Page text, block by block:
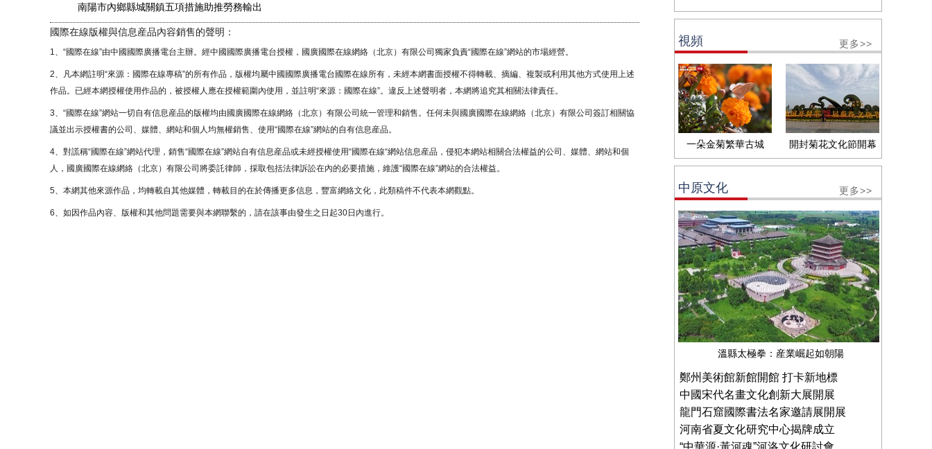
南陽市內鄉縣城關鎮五項措施助推勞務輸出
國際在線版權與信息産品內容銷售的聲明：
1、“國際在線”由中國國際廣播電台主辦。經中國國際廣播電台授權，國廣國際在線網絡（北京）有限公司獨家負責“國際在線”網站的市場經營。
2、凡本網註明“來源：國際在線專稿”的所有作品，版權均屬中國國際廣播電台國際在線所有，未經本網書面授權不得轉載、摘編、複製或利用其他方式使用上述
作品。已經本網授權使用作品的，被授權人應在授權範圍內使用，並註明“來源：國際在線”。違反上述聲明者，本網將追究其相關法律責任。
3、“國際在線”網站一切自有信息産品的版權均由國廣國際在線網絡（北京）有限公司統一管理和銷售。任何未與國廣國際在線網絡（北京）有限公司簽訂相關協
議並出示授權書的公司、媒體、網站和個人均無權銷售、使用“國際在線”網站的自有信息産品。
4、對謊稱“國際在線”網站代理，銷售“國際在線”網站自有信息産品或未經授權使用“國際在線“網站信息産品，侵犯本網站相關合法權益的公司、媒體、網站和個
人，國廣國際在線網絡（北京）有限公司將委託律師，採取包括法律訴訟在內的必要措施，維護“國際在線”網站的合法權益。
5、本網其他來源作品，均轉載自其他媒體，轉載目的在於傳播更多信息，豐富網絡文化，此類稿件不代表本網觀點。
6、如因作品內容、版權和其他問題需要與本網聯繫的，請在該事由發生之日起30日內進行。
視頻 更多>>
一朵金菊繁華古城 開封菊花文化節開幕
中原文化 更多>>
溫縣太極拳：産業崛起如朝陽
鄭州美術館新館開館 打卡新地標
中國宋代名畫文化創新大展開展
龍門石窟國際書法名家邀請展開展
河南省夏文化研究中心揭牌成立
“中華源·黃河魂”河洛文化研討會